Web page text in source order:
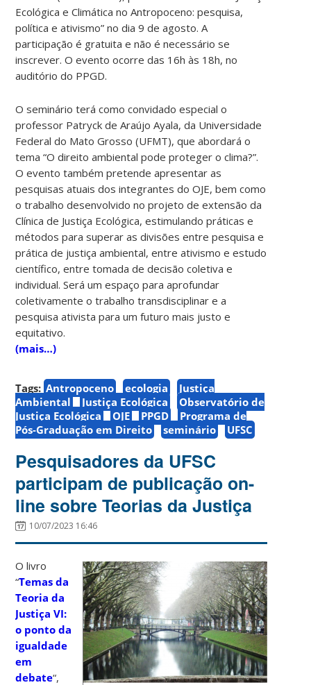
Ecológica e Climática no Antropoceno: pesquisa,
política e ativismo” no dia 9 de agosto. A
participação é gratuita e não é necessário se
inscrever. O evento ocorre das 16h às 18h, no
auditório do PPGD.
O seminário terá como convidado especial o
professor Patryck de Araújo Ayala, da Universidade
Federal do Mato Grosso (UFMT), que abordará o
tema “O direito ambiental pode proteger o clima?”.
O evento também pretende apresentar as
pesquisas atuais dos integrantes do OJE, bem como
o trabalho desenvolvido no projeto de extensão da
Clínica de Justiça Ecológica, estimulando práticas e
métodos para superar as divisões entre pesquisa e
prática de justiça ambiental, entre ativismo e estudo
científico, entre tomada de decisão coletiva e
individual. Será um espaço para aprofundar
coletivamente o trabalho transdisciplinar e a
pesquisa ativista para um futuro mais justo e
equitativo.
(mais…)
Tags: Antropoceno ecologia
Justiça
Ambiental
Justiça Ecológica
Observatório de
Justiça Ecológica
OJE PPGD
Programa de
Pós-Graduação em Direito
seminário UFSC
Pesquisadores da UFSC
participam de publicação on-
line sobre Teorias da Justiça
10/07/2023 16:46
O livro
“Temas da
Teoria da
Justiça VI:
o ponto da
igualdade
em
debate“,